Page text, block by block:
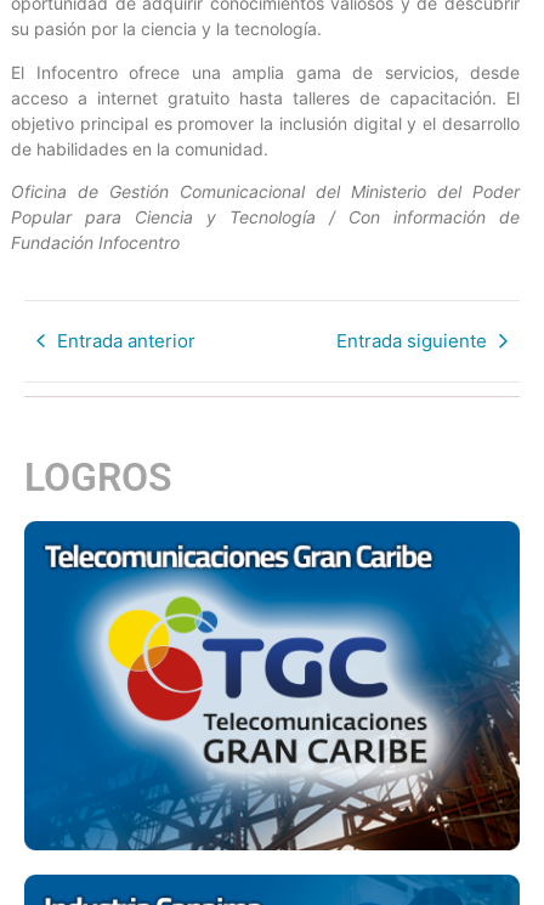
su pasión por la ciencia y la tecnología.
El Infocentro ofrece una amplia gama de servicios, desde
acceso a internet gratuito hasta talleres de capacitación. El
objetivo principal es promover la inclusión digital y el desarrollo
de habilidades en la comunidad.
Oficina de Gestión Comunicacional del Ministerio del Poder
Popular para Ciencia y Tecnología / Con información de
Fundación Infocentro
Entrada anterior Entrada siguiente
LOGROS